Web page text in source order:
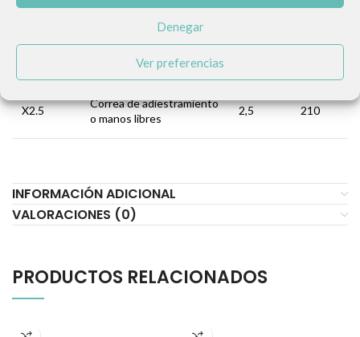
Denegar
Ver preferencias
o manos libres
Correa adiestramiento o
manos libres
X2.5
Correa de adiestramiento
o manos libres
2,5 210
INFORMACIÓN ADICIONAL
VALORACIONES (0)
PRODUCTOS RELACIONADOS